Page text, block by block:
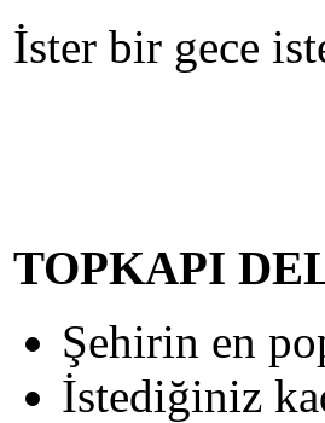
İster bir gece
TOPKAPI
Şehirin en
İstediğiniz